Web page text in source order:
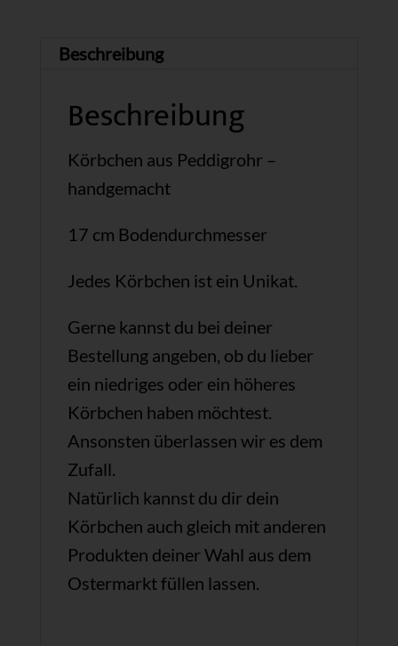
Beschreibung
Beschreibung
Körbchen aus Peddigrohr –
handgemacht
17 cm Bodendurchmesser
Jedes Körbchen ist ein Unikat.
Gerne kannst du bei deiner
Bestellung angeben, ob du lieber
ein niedriges oder ein höheres
Körbchen haben möchtest.
Ansonsten überlassen wir es dem
Zufall.
Natürlich kannst du dir dein
Körbchen auch gleich mit anderen
Produkten deiner Wahl aus dem
Ostermarkt füllen lassen.